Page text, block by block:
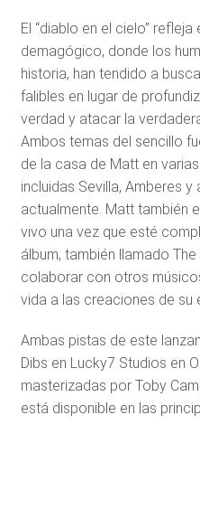
El “diablo en el cielo”
demagógico, donde los
historia, han tendido a
falibles en lugar de
verdad y atacar la
Ambos temas del sencillo
de la casa de Matt en
incluidas Sevilla, Amberes y
actualmente. Matt también
vivo una vez que esté
álbum, también llamado The
colaborar con otros
vida a las creaciones de su
Ambas pistas de este
Dibs en Lucky7 Studios en
masterizadas por Toby
está disponible en las